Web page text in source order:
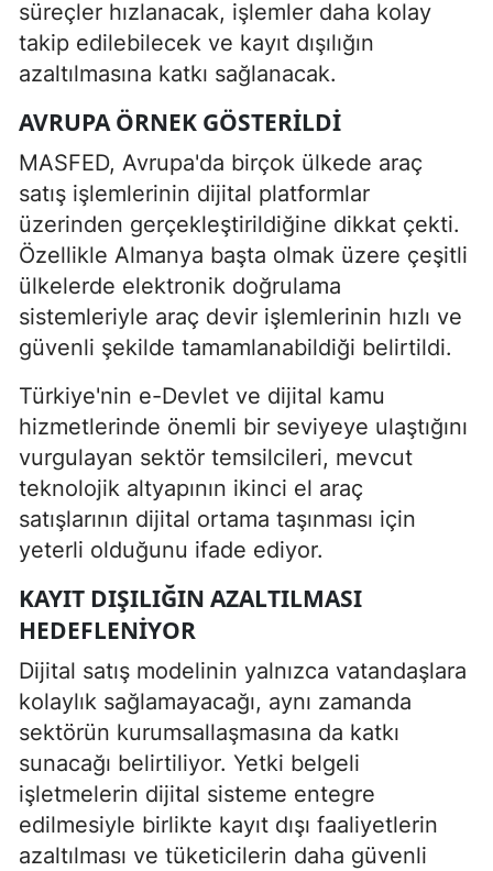
süreçler hızlanacak, işlemler daha kolay
takip edilebilecek ve kayıt dışılığın
azaltılmasına katkı sağlanacak.
AVRUPA ÖRNEK GÖSTERILDI
MASFED, Avrupa'da birçok ülkede araç
satış işlemlerinin dijital platformlar
üzerinden gerçekleştirildiğine dikkat çekti.
Özellikle Almanya başta olmak üzere çeşitli
ülkelerde elektronik doğrulama
sistemleriyle araç devir işlemlerinin hızlı ve
güvenli şekilde tamamlanabildiği belirtildi.
Türkiye'nin e-Devlet ve dijital kamu
hizmetlerinde önemli bir seviyeye ulaştığını
vurgulayan sektör temsilcileri, mevcut
teknolojik altyapının ikinci el araç
satışlarının dijital ortama taşınması için
yeterli olduğunu ifade ediyor.
KAYIT DIŞILIĞIN AZALTILMASI
HEDEFLENIYOR
Dijital satış modelinin yalnızca vatandaşlara
kolaylık sağlamayacağı, aynı zamanda
sektörün kurumsallaşmasına da katkı
sunacağı belirtiliyor. Yetki belgeli
işletmelerin dijital sisteme entegre
edilmesiyle birlikte kayıt dışı faaliyetlerin
azaltılması ve tüketicilerin daha güvenli